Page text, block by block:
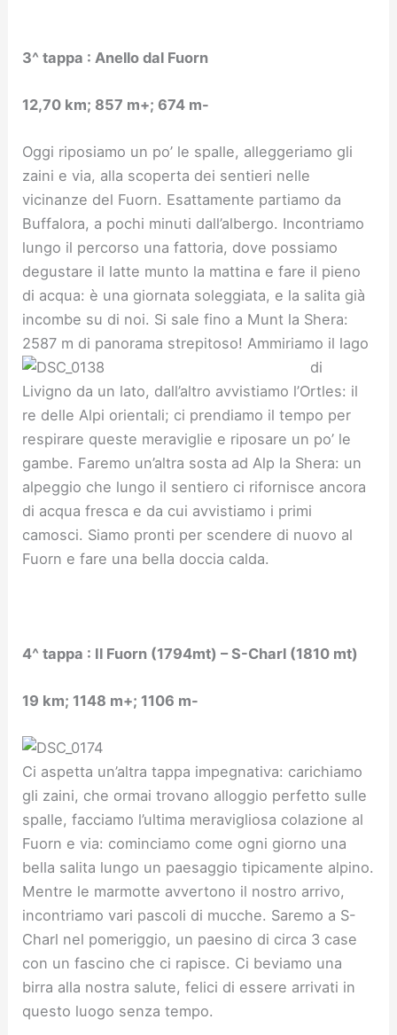
3^ tappa : Anello dal Fuorn
12,70 km; 857 m+; 674 m-
Oggi riposiamo un po’ le spalle, alleggeriamo gli
zaini e via, alla scoperta dei sentieri nelle
vicinanze del Fuorn. Esattamente partiamo da
Buffalora, a pochi minuti dall’albergo. Incontriamo
lungo il percorso una fattoria, dove possiamo
degustare il latte munto la mattina e fare il pieno
di acqua: è una giornata soleggiata, e la salita già
incombe su di noi. Si sale fino a Munt la Shera:
2587 m di panorama strepitoso!Ammiriamo il lago
di
Livigno da un lato, dall’altro avvistiamo l’Ortles: il
re delle Alpi orientali; ci prendiamo il tempo per
respirare queste meraviglie e riposare un po’ le
gambe. Faremo un’altra sosta ad Alp la Shera: un
alpeggio che lungo il sentiero ci rifornisce ancora
di acqua fresca e da cui avvistiamo i primi
camosci. Siamo pronti per scendere di nuovo al
Fuorn e fare una bella doccia calda.
4^ tappa : Il Fuorn (1794mt) – S-Charl (1810 mt)
19 km; 1148 m+; 1106 m-
Ci aspetta un’altra tappa impegnativa: carichiamo
gli zaini, che ormai trovano alloggio perfetto sulle
spalle, facciamo l’ultima meravigliosa colazione al
Fuorn e via: cominciamo come ogni giorno una
bella salita lungo un paesaggio tipicamente alpino.
Mentre le marmotte avvertono il nostro arrivo,
incontriamo vari pascoli di mucche. Saremo a S-
Charl nel pomeriggio, un paesino di circa 3 case
con un fascino che ci rapisce. Ci beviamo una
birra alla nostra salute, felici di essere arrivati in
questo luogo senza tempo.